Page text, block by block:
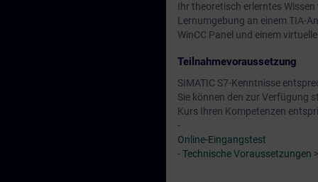
Ihr theoretisch erlerntes
Lernumgebung an einem TIA-
WinCC Panel und einem
Teilnahmevoraussetzung
SIMATIC S7-Kenntnisse
Sie können den zur Verfügung
Kurs Ihren Kompetenzen
-
Online-Eingangstest
-Technische Voraussetzungen